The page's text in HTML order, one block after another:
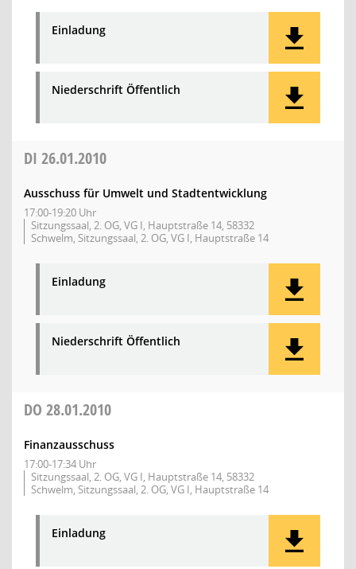
Einladung
Niederschrift Öffentlich
DI 26.01.2010
Ausschuss für Umwelt und Stadtentwicklung
17:00-19:20 Uhr
Sitzungssaal, 2. OG, VG I, Hauptstraße 14, 58332
Schwelm, Sitzungssaal, 2. OG, VG I, Hauptstraße 14
Einladung
Niederschrift Öffentlich
DO 28.01.2010
Finanzausschuss
17:00-17:34 Uhr
Sitzungssaal, 2. OG, VG I, Hauptstraße 14, 58332
Schwelm, Sitzungssaal, 2. OG, VG I, Hauptstraße 14
Einladung